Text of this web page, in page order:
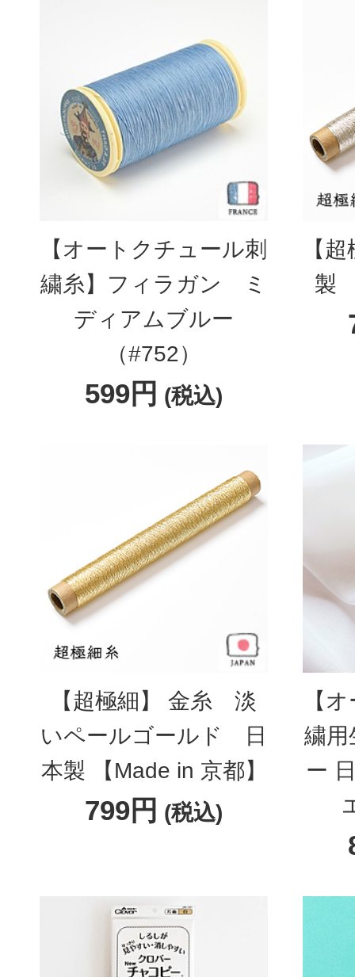
【オートクチュール刺
繍糸】フィラガン ミ
ディアムブルー
（#752）
599円 (税込)
【
製
【超極細】 金糸 淡
いペールゴールド 日
本製 【Made in 京都】
799円 (税込)
【
繍用
ー